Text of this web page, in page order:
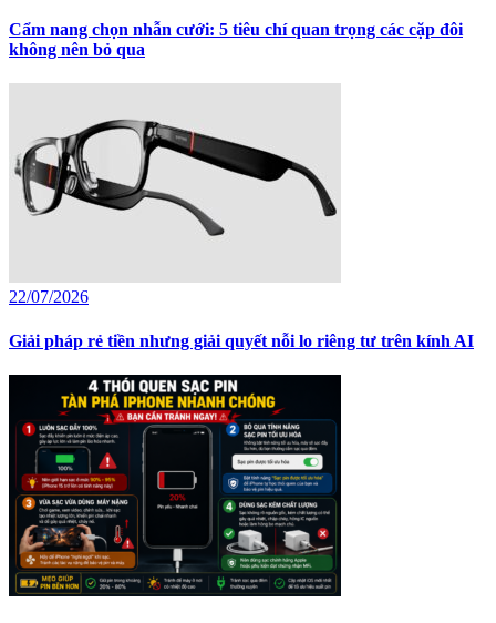
Cẩm nang chọn nhẫn cưới: 5 tiêu chí quan trọng các cặp đôi
không nên bỏ qua
22/07/2026
Giải pháp rẻ tiền nhưng giải quyết nỗi lo riêng tư trên kính AI